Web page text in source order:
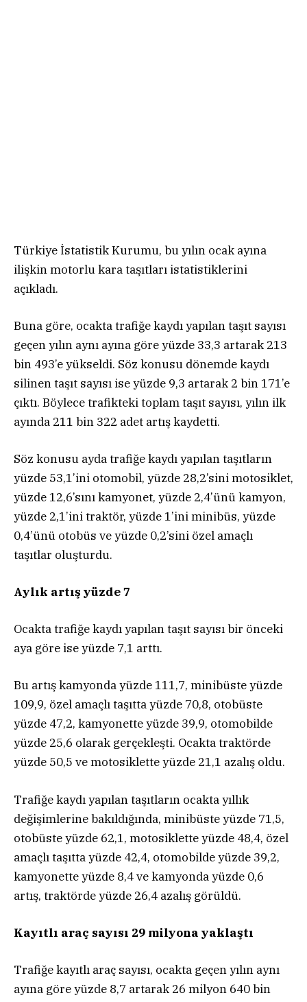
Türkiye İstatistik Kurumu, bu yılın ocak ayına
ilişkin motorlu kara taşıtları istatistiklerini
açıkladı.
Buna göre, ocakta trafiğe kaydı yapılan taşıt sayısı
geçen yılın aynı ayına göre yüzde 33,3 artarak 213
bin 493’e yükseldi. Söz konusu dönemde kaydı
silinen taşıt sayısı ise yüzde 9,3 artarak 2 bin 171’e
çıktı. Böylece trafikteki toplam taşıt sayısı, yılın ilk
ayında 211 bin 322 adet artış kaydetti.
Söz konusu ayda trafiğe kaydı yapılan taşıtların
yüzde 53,1’ini otomobil, yüzde 28,2’sini motosiklet,
yüzde 12,6’sını kamyonet, yüzde 2,4’ünü kamyon,
yüzde 2,1’ini traktör, yüzde 1’ini minibüs, yüzde
0,4’ünü otobüs ve yüzde 0,2’sini özel amaçlı
taşıtlar oluşturdu.
Aylık artış yüzde 7
Ocakta trafiğe kaydı yapılan taşıt sayısı bir önceki
aya göre ise yüzde 7,1 arttı.
Bu artış kamyonda yüzde 111,7, minibüste yüzde
109,9, özel amaçlı taşıtta yüzde 70,8, otobüste
yüzde 47,2, kamyonette yüzde 39,9, otomobilde
yüzde 25,6 olarak gerçekleşti. Ocakta traktörde
yüzde 50,5 ve motosiklette yüzde 21,1 azalış oldu.
Trafiğe kaydı yapılan taşıtların ocakta yıllık
değişimlerine bakıldığında, minibüste yüzde 71,5,
otobüste yüzde 62,1, motosiklette yüzde 48,4, özel
amaçlı taşıtta yüzde 42,4, otomobilde yüzde 39,2,
kamyonette yüzde 8,4 ve kamyonda yüzde 0,6
artış, traktörde yüzde 26,4 azalış görüldü.
Kayıtlı araç sayısı 29 milyona yaklaştı
Trafiğe kayıtlı araç sayısı, ocakta geçen yılın aynı
ayına göre yüzde 8,7 artarak 26 milyon 640 bin